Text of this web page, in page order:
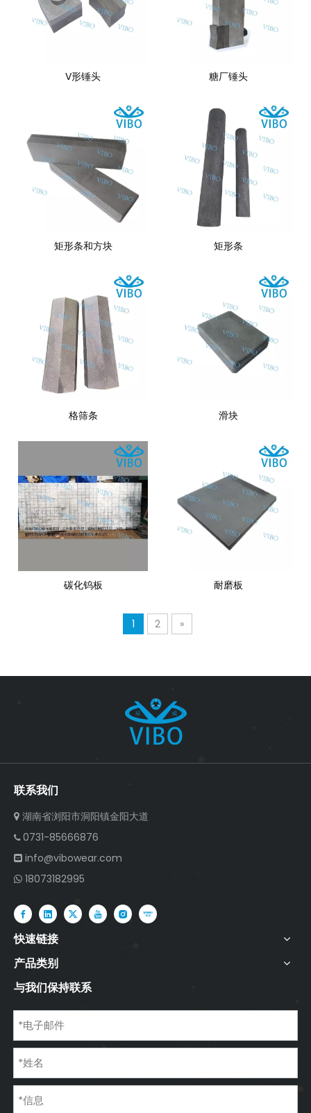
V形锤头 糖厂锤头
矩形条和方块 矩形条
格筛条 滑块
碳化钨板 耐磨板
1 2 »
联系我们
 湖南省浏阳市洞阳镇金阳大道
0731-85666876
 info@vibowear.com
 18073182995
快速链接
产品类别
与我们保持联系